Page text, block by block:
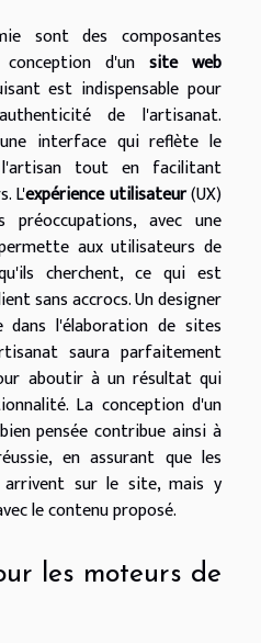
sont des composantes
d'un site web
est indispensable pour
de l'artisanat.
interface qui reflète le
tout en facilitant
L'expérience utilisateur(UX)
avec une
aux utilisateurs de
cherchent, ce qui est
sans accrocs. Un designer
l'élaboration de sites
saura parfaitement
aboutir à un résultat qui
La conception d'un
pensée contribue ainsi à
en assurant que les
arrivent sur le site, mais y
le contenu proposé.
les moteurs de